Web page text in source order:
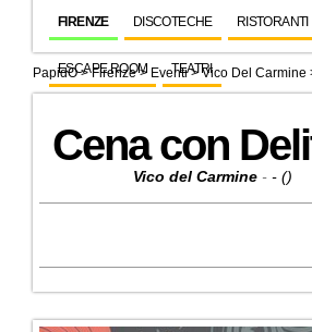
FIRENZE DISCOTECHE RISTORANTI
ESCAPE ROOM TEATRI
PapidO>Firenze> Eventi>Vico Del Carmine
Cena con
Vico del Carmine - - ()